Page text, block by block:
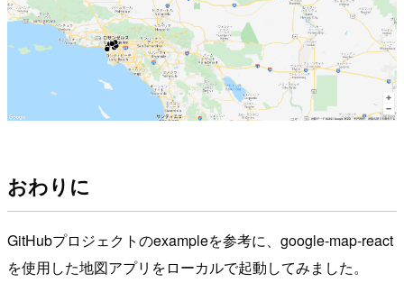
おわりに
GitHubプロジェクトのexampleを参考に、google-map-react
を使用した地図アプリをローカルで起動してみました。